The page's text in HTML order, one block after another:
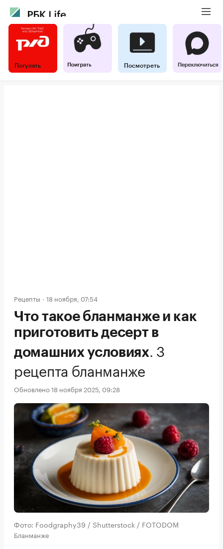
Погулять Посмотреть
Рецепты 18 ноября, 07:54
Что такое бланманже и как
приготовить десерт в
домашних условиях. 3
рецепта бланманже
Обновлено 18 ноября 2025, 09:28
Фото: Foodgraphy39 / Shutterstock / FOTODOM
Бланманже